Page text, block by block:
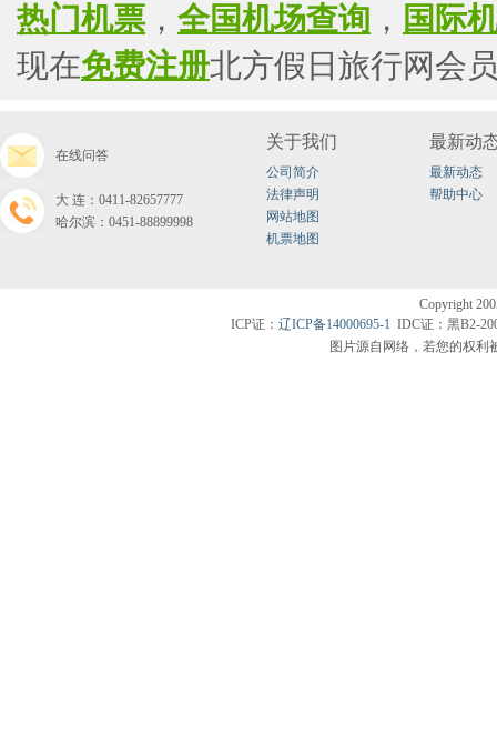
热门机票 ， 全国机场查询 ， 国际
现在免费注册北方假日旅行网会
在线问答
大连：0411-82657777
哈尔滨：0451-88899998
关于我们
公司简介
法律声明
网站地图
机票地图
最新动
最新动态
帮助中心
ICP证： 辽ICP备14000695-1 IDC证：黑B2-
图片源自网络，若您的权利